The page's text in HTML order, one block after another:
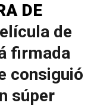
DE
de
firmada
consiguió
súper